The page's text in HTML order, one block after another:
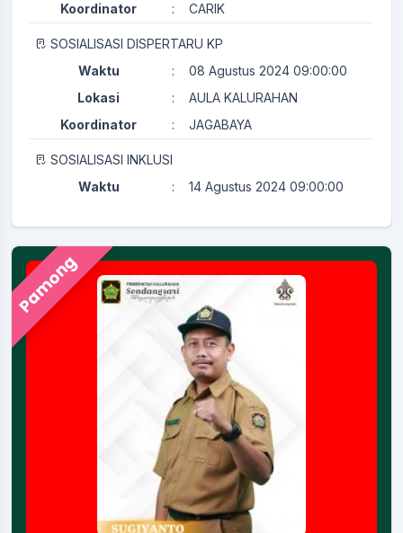
Koordinator
: CARIK
SOSIALISASI DISPERTARU KP
Waktu
:
08 Agustus 2024 09:00:00
Lokasi
:
AULA KALURAHAN
Koordinator
: JAGABAYA
SOSIALISASI INKLUSI
Waktu
:
14 Agustus 2024 09:00:00
PERTEMUAN RUTIN KADER KESEHATAN
Waktu
: 29 Juli 2024 08:00:00
Ruang Rapat Sekretariat (
Kapasitas 35 Orang
KAMITUWA
:
23 September 2025 08:00:00
:
Aula
SUHARDI, S.E
Merti Padukuhan Girinyono II Ngumbah Langse
Pamong